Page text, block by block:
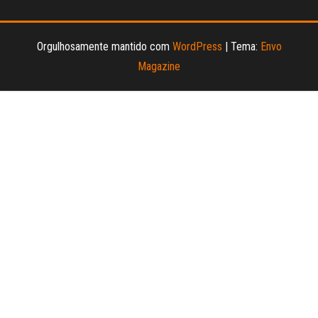
Orgulhosamente mantido com WordPress Tema: Envo
Magazine